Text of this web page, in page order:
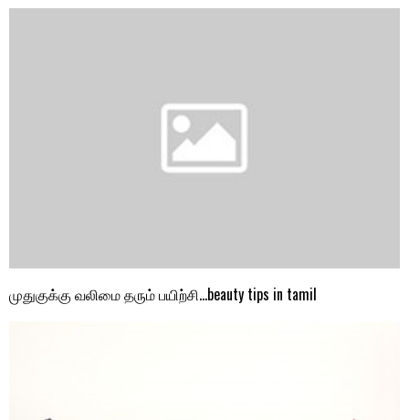
முதுகுக்கு வலிமை தரும் பயிற்சி…beauty tips in tamil